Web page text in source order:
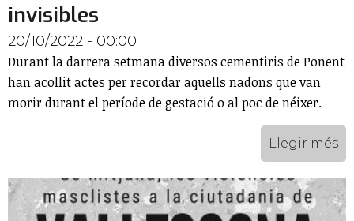
invisibles
20/10/2022 - 00:00
Durant la darrera setmana diversos cementiris de Ponent
han acollit actes per recordar aquells nadons que van
morir durant el període de gestació o al poc de néixer.
Llegir més